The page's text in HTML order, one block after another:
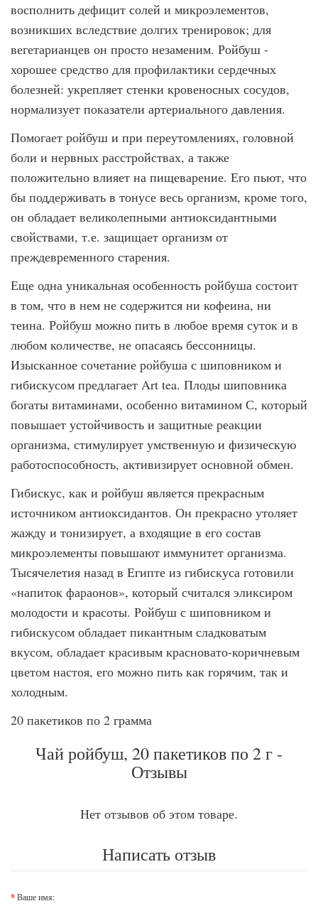
восполнить дефицит солей и микроэлементов,
возникших вследствие долгих тренировок; для
вегетарианцев он просто незаменим. Ройбуш -
хорошее средство для профилактики сердечных
болезней: укрепляет стенки кровеносных сосудов,
нормализует показатели артериального давления.
Помогает ройбуш и при переутомлениях, головной
боли и нервных расстройствах, а также
положительно влияет на пищеварение. Его пьют, что
бы поддерживать в тонусе весь организм, кроме того,
он обладает великолепными антиоксидантными
свойствами, т.е. защищает организм от
преждевременного старения.
Еще одна уникальная особенность ройбуша состоит
в том, что в нем не содержится ни кофеина, ни
теина. Ройбуш можно пить в любое время суток и в
любом количестве, не опасаясь бессонницы.
Изысканное сочетание ройбуша с шиповником и
гибискусом предлагает Art tea. Плоды шиповника
богаты витаминами, особенно витамином С, который
повышает устойчивость и защитные реакции
организма, стимулирует умственную и физическую
работоспособность, активизирует основной обмен.
Гибискус, как и ройбуш является прекрасным
источником антиоксидантов. Он прекрасно утоляет
жажду и тонизирует, а входящие в его состав
микроэлементы повышают иммунитет организма.
Тысячелетия назад в Египте из гибискуса готовили
«напиток фараонов», который считался эликсиром
молодости и красоты. Ройбуш с шиповником и
гибискусом обладает пикантным сладковатым
вкусом, обладает красивым красновато-коричневым
цветом настоя, его можно пить как горячим, так и
холодным.
20 пакетиков по 2 грамма
Чай ройбуш, 20 пакетиков по 2 г -
Отзывы
Нет отзывов об этом товаре.
Написать отзыв
Ваше имя: